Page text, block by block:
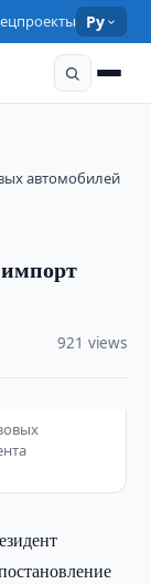
Ру
автомобилей
921 views